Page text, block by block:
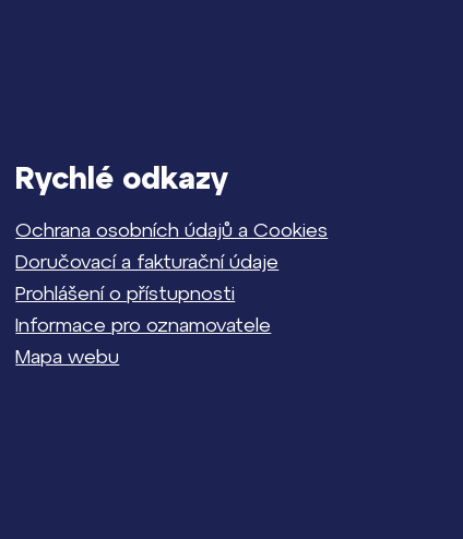
Rychlé odkazy
Ochrana osobních údajů a Cookies
Doručovací a fakturační údaje
Prohlášení o přístupnosti
Informace pro oznamovatele
Mapa webu